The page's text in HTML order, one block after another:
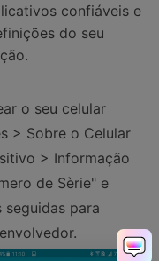
confiáveis e
do seu
o seu celular
> Sobre o Celular
> Informação
de Sèrie" e
seguidas para